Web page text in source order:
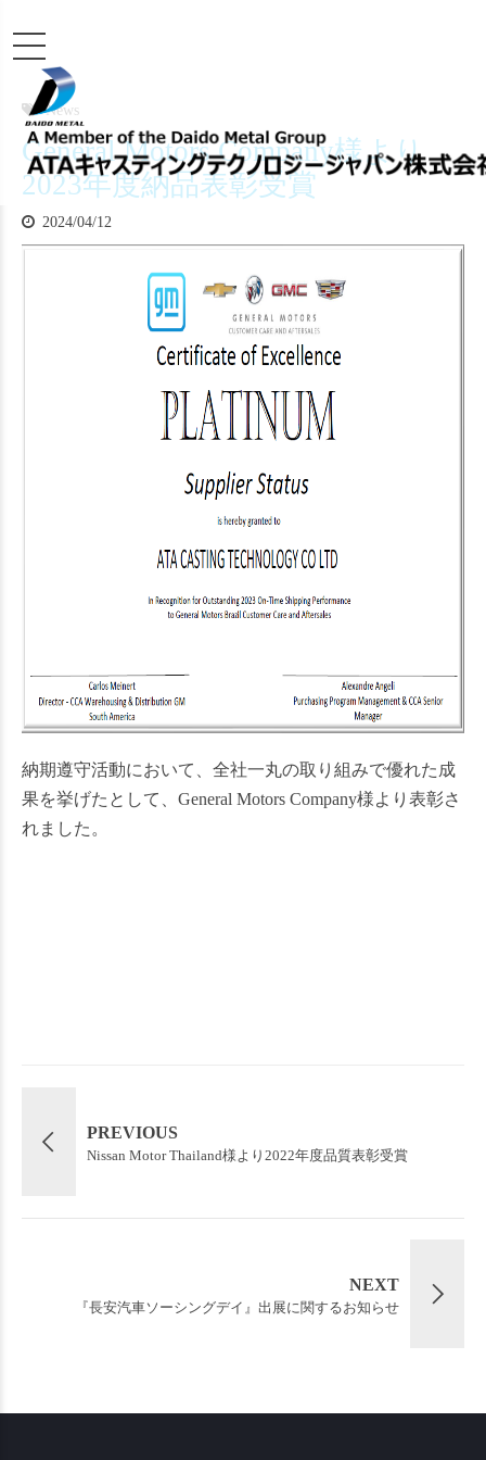
News
General Motors Company様より
2023年度納品表彰受賞
2024/04/12
納期遵守活動において、全社一丸の取り組みで優れた成
果を挙げたとして、General Motors Company様より表彰さ
れました。
PREVIOUS
Nissan Motor Thailand様より2022年度品質表彰受賞
NEXT
『長安汽車ソーシングデイ』出展に関するお知らせ